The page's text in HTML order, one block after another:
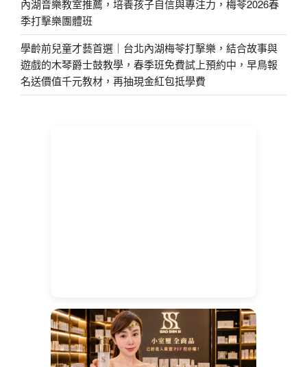
內湖音樂教室推薦，培養孩子自信與專注力，梅苓2026春
季打擊樂團體班
學齡前兒童才藝首選｜台北內湖梅苓打擊樂，結合故事與
遊戲的木琴爵士鼓教學，春季班免費試上預約中，早鳥報
名送價值千元教材，再抽現金紅包抵學費